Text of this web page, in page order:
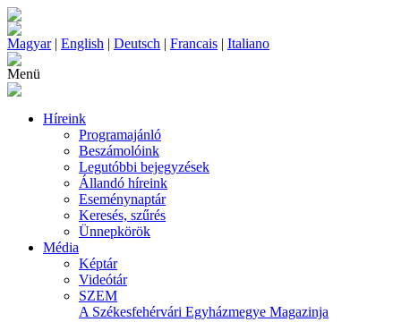
Magyar| English | Deutsch | Francais | Italiano
Menü
Híreink
Programajánló
Beszámolóink
Legutóbbi bejegyzések
Állandó híreink
Eseménynaptár
Keresés, szűrés
Ünnepkörök
Média
Képtár
Videótár
SZEM
A Székesfehérvári Egyházmegye Magazinja